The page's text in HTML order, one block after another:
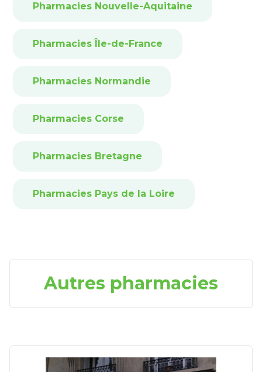
Pharmacies Nouvelle-Aquitaine
Pharmacies Île-de-France
Pharmacies Normandie
Pharmacies Corse
Pharmacies Bretagne
Pharmacies Pays de la Loire
Autres pharmacies